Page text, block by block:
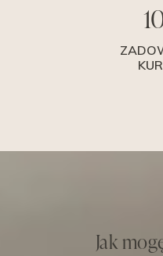
Jak